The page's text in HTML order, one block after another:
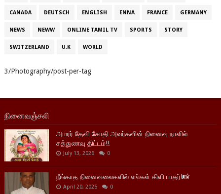
CANADA DEUTSCH ENGLISH ENNA FRANCE GERMANY
NEWS NEWW ONLINE TAMIL TV SPORTS STORY
SWITZERLAND U.K WORLD
3/Photography/post-per-tag
நினைவஞ்சலி
அமரர் தேவி சோதி அவர்களின் நினைவு நாளில்
சத்துணவு திட்டம்!!
July 13, 2026 0
நீங்காத நினைவலைகளில் எங்கள் கிளி பாதர்!📸
April 20, 2025 0